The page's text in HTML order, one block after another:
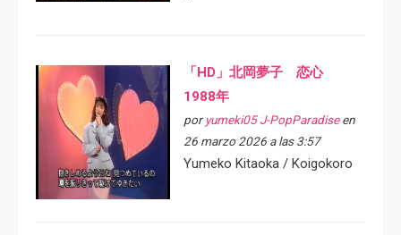
「HD」北岡夢子 恋心
1988年
por yumeki05 J-PopParadiseen
26 marzo 2026 a las 3:57
Yumeko Kitaoka / Koigokoro